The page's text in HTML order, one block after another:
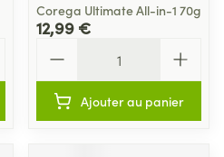
Corega Ultimate All-in-1 70g
12,99 €
Ajouter au panier